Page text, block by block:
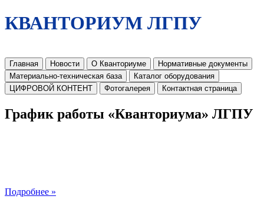
КВАНТОРИУМ ЛГПУ
Главная Новости О Кванториуме
Нормативные документы
Материально-техническая база
Каталог оборудования
ЦИФРОВОЙ КОНТЕНТ
Фотогалерея Контактная страница
График работы «Кванториума» ЛГПУ
Подробнее »